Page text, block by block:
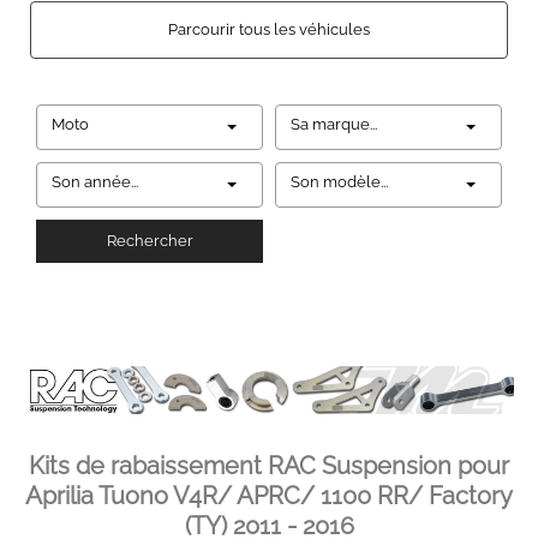
Parcourir tous les véhicules
Moto Sa marque...
Son année... Son modèle...
Rechercher
Kits de rabaissement RAC Suspension pour
Aprilia Tuono V4R/ APRC/ 1100 RR/ Factory
(TY) 2011 - 2016